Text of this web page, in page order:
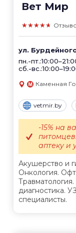
Вет Мир
★★★★★
ул.
пн.-
сб.-
Каменная
vetmir.by
Акушерство и
Онкология.
диагностика.
специалисты.
-15% на
аптеку и